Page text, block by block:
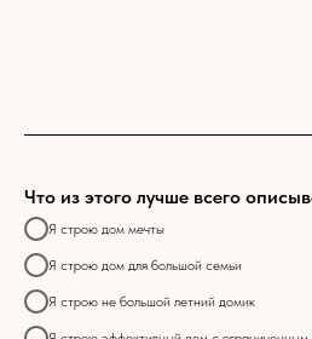
Что из этого лучше всего
Я строю дом мечты
Я строю дом для большой семьи
Я строю не большой летний домик